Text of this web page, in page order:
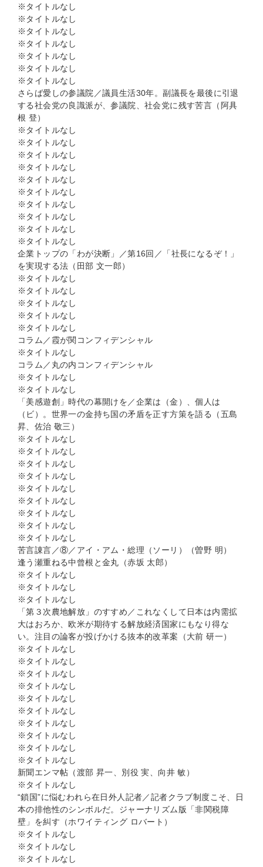
※タイトルなし
※タイトルなし
※タイトルなし
※タイトルなし
※タイトルなし
※タイトルなし
※タイトルなし
さらば愛しの参議院／議員生活30年。副議長を最後に引退
する社会党の良識派が、参議院、社会党に残す苦言（阿具
根 登）
※タイトルなし
※タイトルなし
※タイトルなし
※タイトルなし
※タイトルなし
※タイトルなし
※タイトルなし
※タイトルなし
※タイトルなし
※タイトルなし
企業トップの「わが決断」／第16回／「社長になるぞ！」
を実現する法（田部 文一郎）
※タイトルなし
※タイトルなし
※タイトルなし
※タイトルなし
※タイトルなし
コラム／霞が関コンフィデンシャル
※タイトルなし
コラム／丸の内コンフィデンシャル
※タイトルなし
※タイトルなし
「美感遊創」時代の幕開けを／企業は（金）、個人は
（ビ）。世界一の金持ち国の矛盾を正す方策を語る（五島
昇、佐治 敬三）
※タイトルなし
※タイトルなし
※タイトルなし
※タイトルなし
※タイトルなし
※タイトルなし
※タイトルなし
※タイトルなし
※タイトルなし
苦言諌言／⑧／アイ・アム・総理（ソーリ）（曽野 明）
逢う瀬重ねる中曾根と金丸（赤坂 太郎）
※タイトルなし
※タイトルなし
※タイトルなし
「第３次農地解放」のすすめ／これなくして日本は内需拡
大はおろか、欧米が期待する解放経済国家にもなり得な
い。注目の論客が投げかける抜本的改革案（大前 研一）
※タイトルなし
※タイトルなし
※タイトルなし
※タイトルなし
※タイトルなし
※タイトルなし
※タイトルなし
※タイトルなし
※タイトルなし
※タイトルなし
新聞エンマ帖（渡部 昇一、別役 実、向井 敏）
※タイトルなし
“鎖国”に悩むわれら在日外人記者／記者クラブ制度こそ、日
本の排他性のシンボルだ。ジャーナリズム版「非関税障
壁」を糾す（ホワイティング ロバート）
※タイトルなし
※タイトルなし
※タイトルなし